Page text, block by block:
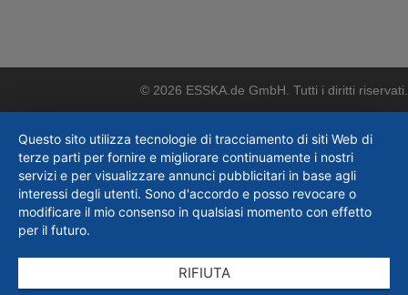
© 2026 ESSKA.de GmbH. Tutti i diritti riservati.
Questo sito utilizza tecnologie di tracciamento di siti Web di
terze parti per fornire e migliorare continuamente i nostri
servizi e per visualizzare annunci pubblicitari in base agli
interessi degli utenti. Sono d'accordo e posso revocare o
modificare il mio consenso in qualsiasi momento con effetto
per il futuro.
RIFIUTA